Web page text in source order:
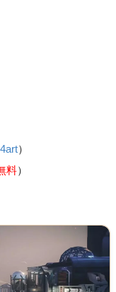
）
料）